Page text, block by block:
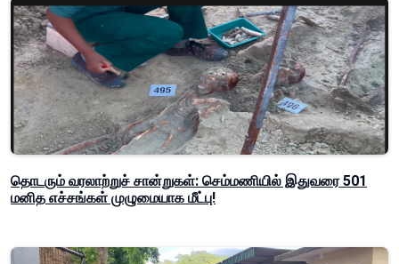
தொடரும் வரலாற்றுச் சான்றுகள்: செம்மணியில் இதுவரை 501
மனித எச்சங்கள் முழுமையாக மீட்பு!